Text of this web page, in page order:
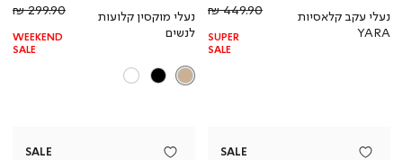
נעלי עקב קלאסיות
YARA
מוצר
מחיר
רגיל
449.90 ₪
SUPER
SALE
נעלי מוקסין קלועות
לנשים
299.90 ₪
WEEKEND
SALE
SALE
SALE